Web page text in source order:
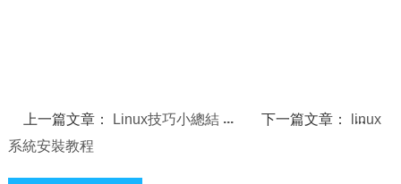
上一篇文章： Linux技巧小總結 下一篇文章：
linux
系統安裝教程